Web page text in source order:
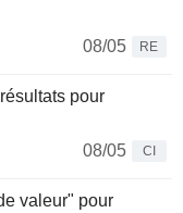
08/05
RE
pour
08/05
CI
valeur" pour